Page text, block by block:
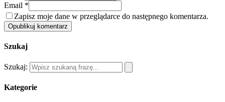
Email *
Zapisz moje dane w przeglądarce do następnego komentarza.
Opublikuj komentarz
Szukaj
Szukaj:
Kategorie